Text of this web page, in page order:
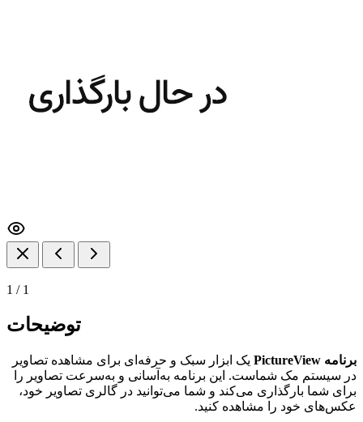
1 / 1
توضیحات
برنامه PictureView
یک ابزار سبک و حرفه‌ای برای مشاهده تصاویر
در سیستم مک شماست. این برنامه به‌آسانی و به‌سرعت تصاویر را
برای شما بارگذاری می‌کند و شما می‌توانید در گالری تصاویر خود،
عکس‌های خود را مشاهده کنید.